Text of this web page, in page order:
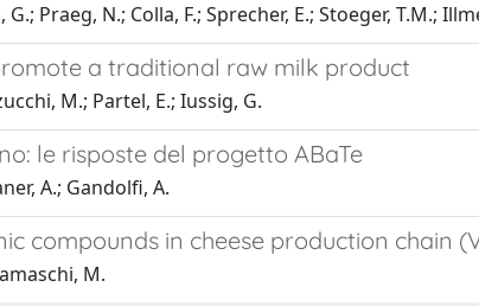
Praeg, N.; Colla, F.; Sprecher, E.; Stoeger, T.M.;
a traditional raw milk product
M.; Partel, E.; Iussig, G.
le risposte del progetto ABaTe
A.; Gandolfi, A.
compounds in cheese production chain
M.